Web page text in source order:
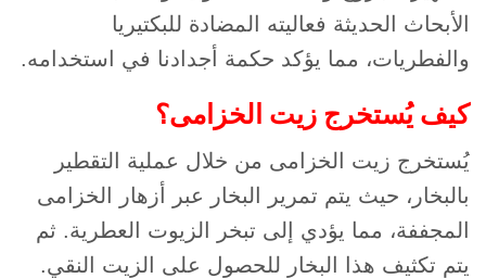
الأبحاث الحديثة فعاليته المضادة للبكتيريا
والفطريات، مما يؤكد حكمة أجدادنا في استخدامه.
كيف يُستخرج زيت الخزامى؟
يُستخرج زيت الخزامى من خلال عملية التقطير
بالبخار، حيث يتم تمرير البخار عبر أزهار الخزامى
المجففة، مما يؤدي إلى تبخر الزيوت العطرية. ثم
يتم تكثيف هذا البخار للحصول على الزيت النقي.